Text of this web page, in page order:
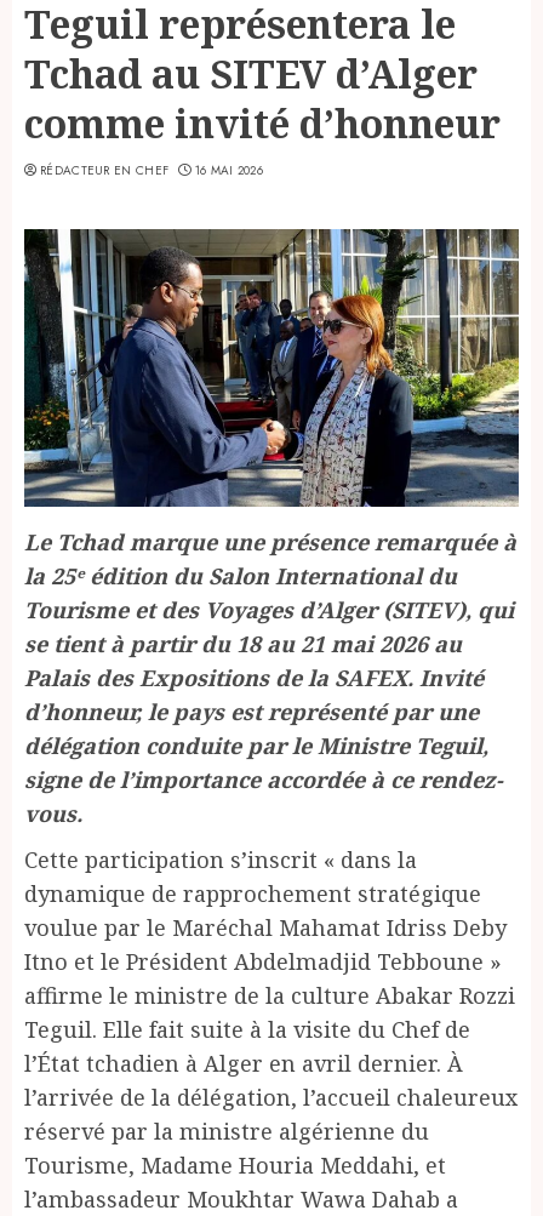
Teguil représentera le
Tchad au SITEV d’Alger
comme invité d’honneur
RÉDACTEUR EN CHEF 16 MAI 2026
Le Tchad marque une présence remarquée à
la 25ᵉ édition du Salon International du
Tourisme et des Voyages d’Alger (SITEV), qui
se tient à partir du 18 au 21 mai 2026 au
Palais des Expositions de la SAFEX. Invité
d’honneur, le pays est représenté par une
délégation conduite par le Ministre Teguil,
signe de l’importance accordée à ce rendez-
vous.
Cette participation s’inscrit « dans la
dynamique de rapprochement stratégique
voulue par le Maréchal Mahamat Idriss Deby
Itno et le Président Abdelmadjid Tebboune »
affirme le ministre de la culture Abakar Rozzi
Teguil. Elle fait suite à la visite du Chef de
l’État tchadien à Alger en avril dernier. À
l’arrivée de la délégation, l’accueil chaleureux
réservé par la ministre algérienne du
Tourisme, Madame Houria Meddahi, et
l’ambassadeur Moukhtar Wawa Dahab a